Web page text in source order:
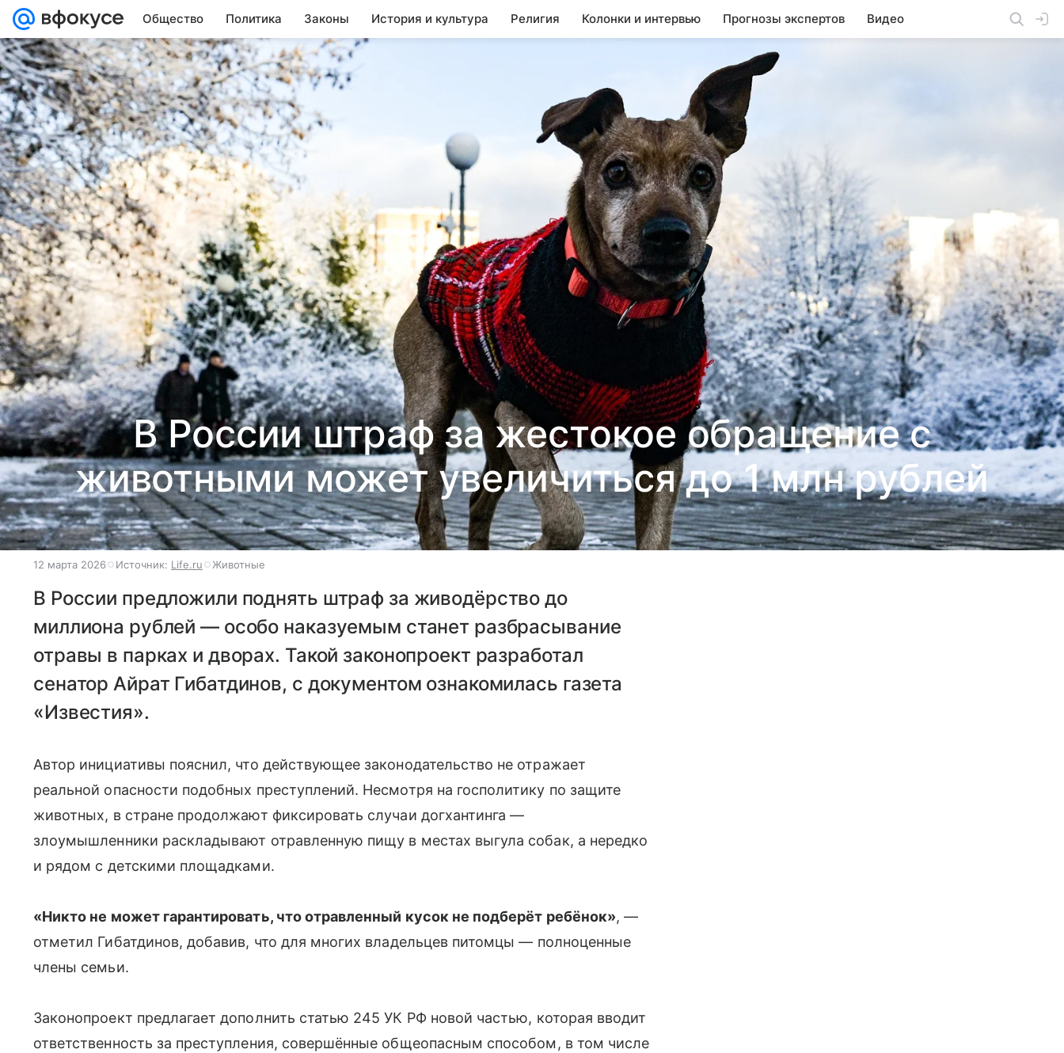
Общество Политика Законы История и культура Религия Колонки и интервью Прогнозы экспертов Видео
В России штраф за жестокое обращение с
животными может увеличиться до 1 млн рублей
12 марта 2026 Источник: Life.ru Животные
В России предложили поднять штраф за живодёрство до
миллиона рублей — особо наказуемым станет разбрасывание
отравы в парках и дворах. Такой законопроект разработал
сенатор Айрат Гибатдинов, с документом ознакомилась газета
«Известия».
Автор инициативы пояснил, что действующее законодательство не отражает
реальной опасности подобных преступлений. Несмотря на госполитику по защите
животных, в стране продолжают фиксировать случаи догхантинга —
злоумышленники раскладывают отравленную пищу в местах выгула собак, а нередко
и рядом с детскими площадками.
«Никто не может гарантировать, что отравленный кусок не подберёт ребёнок», —
отметил Гибатдинов, добавив, что для многих владельцев питомцы — полноценные
члены семьи.
Законопроект предлагает дополнить статью 245 УК РФ новой частью, которая вводит
ответственность за преступления, совершённые общеопасным способом, в том числе